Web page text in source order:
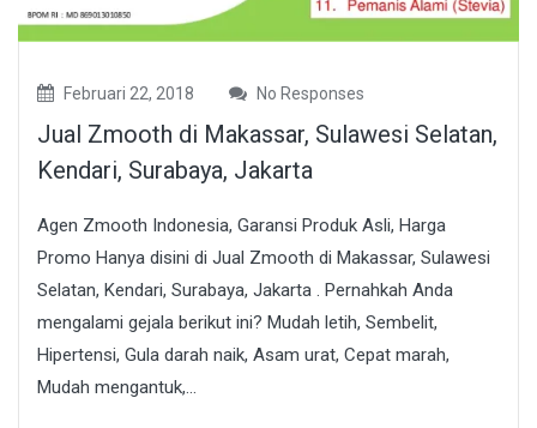
Februari 22, 2018 No Responses
Jual Zmooth di Makassar, Sulawesi Selatan,
Kendari, Surabaya, Jakarta
Agen Zmooth Indonesia, Garansi Produk Asli, Harga
Promo Hanya disini di Jual Zmooth di Makassar, Sulawesi
Selatan, Kendari, Surabaya, Jakarta . Pernahkah Anda
mengalami gejala berikut ini? Mudah letih, Sembelit,
Hipertensi, Gula darah naik, Asam urat, Cepat marah,
Mudah mengantuk,...